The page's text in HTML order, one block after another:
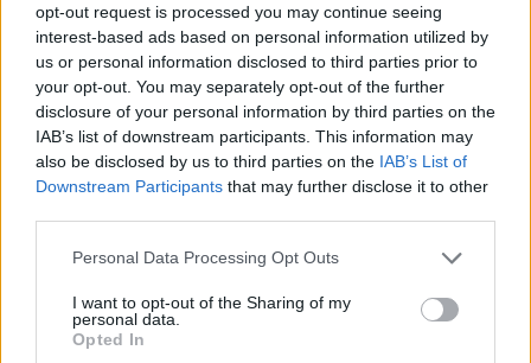
opt-out request is processed you may continue seeing
interest-based ads based on personal information utilized by
us or personal information disclosed to third parties prior to
your opt-out. You may separately opt-out of the further
disclosure of your personal information by third parties on the
IAB’s list of downstream participants. This information may
also be disclosed by us to third parties on the IAB’s List of
Downstream Participants that may further disclose it to other
Please note that this website/app uses one or more Google
not limited to your visit or usage behaviour. You may click to
grant or deny consent to Google and its third-party tags to
use your data for below specified purposes in below Google
Personal Data Processing Opt Outs
I want to opt-out of the Sharing of my
personal data.
Opted In
Komično velika veličina(1,048,576 x
699,051)
Još uvek otpremljujem... ;-)
Opis slike
Ova fotografija pejzažne hrane visoke rezolucije
salate predstavljenih na rustičnoj drvenoj ploči za
posluživanje postavljenoj na glatku hladnu toniranu